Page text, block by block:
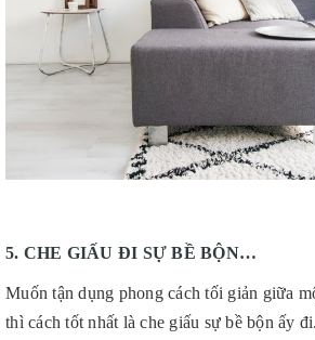
5. CHE GIẤU ĐI SỰ BỀ BỘN…
Muốn tận dụng phong cách tối giản giữa
thì cách tốt nhất là che giấu sự bề bộn ấy